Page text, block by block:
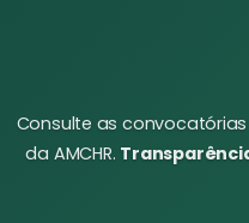
Consulte as
da AMCHR.